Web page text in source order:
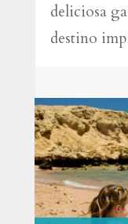
deliciosa
destino